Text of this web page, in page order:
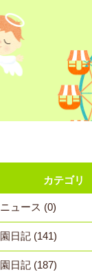
カテゴリ
ニュース (0)
園日記 (141)
園日記 (187)